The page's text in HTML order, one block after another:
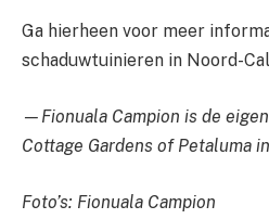
Ga hierheen voor meer
schaduwtuinieren in Noord-
—Fionuala Campion is de
Cottage Gardens of Petaluma
Foto’s: Fionuala Campion